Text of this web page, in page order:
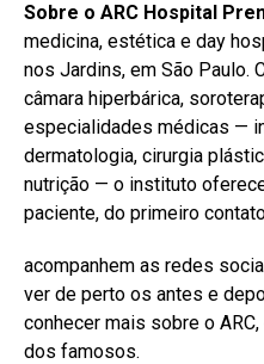
Sobre o ARC Hospital
medicina, estética e day
nos Jardins, em São Paulo.
câmara hiperbárica,
especialidades médicas —
dermatologia, cirurgia
nutrição — o instituto
paciente, do primeiro
acompanhem as redes
ver de perto os antes e
conhecer mais sobre o
dos famosos.